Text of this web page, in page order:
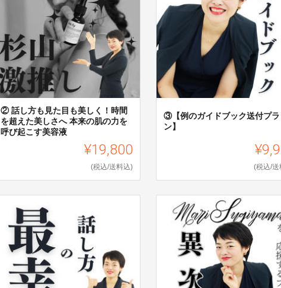
② 話し方も見た目も美しく！時間
を超えた美しさへ 本来の肌の力を
呼び起こす美容液
¥19,800
(税込/送料込)
③【例のガイドブック送付プラ
ン】
(税込/送